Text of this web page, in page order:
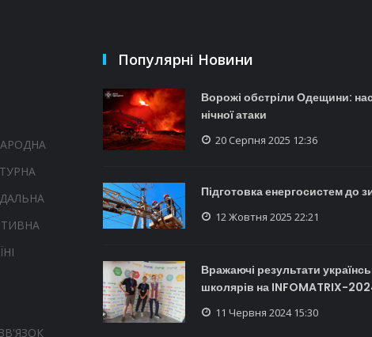
Популярні Новини
Ворожі обстріли Одещини:
нічної атаки
20 Серпня 2025 12:36
Підготовка енергосистем до
12 Жовтня 2025 22:21
Вражаючі результати
школярів на INFOMATRIX-
11 Червня 2024 15:30